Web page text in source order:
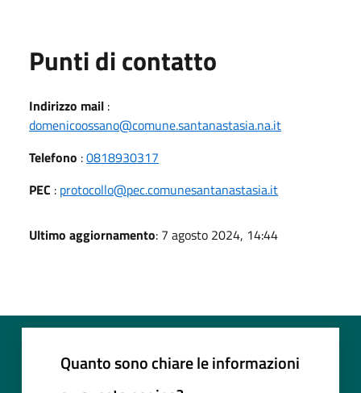
Punti di contatto
Indirizzo mail :
domenicoossano@comune.santanastasia.na.it
Telefono :0818930317
PEC : protocollo@pec.comunesantanastasia.it
Ultimo aggiornamento: 7 agosto 2024, 14:44
Quanto sono chiare le informazioni